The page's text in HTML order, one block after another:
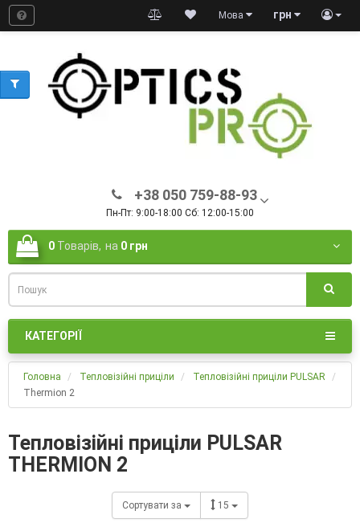
грн
Мова
+38 050 759-88-93
Пн-Пт: 9:00-18:00 Сб: 12:00-15:00
0 Товарів, на 0 грн
КАТЕГОРІЇ
Головна Тепловізійні приціли
Тепловізійні приціли PULSAR
Thermion 2
Тепловізійні приціли PULSAR
THERMION 2
Сортувати за 15